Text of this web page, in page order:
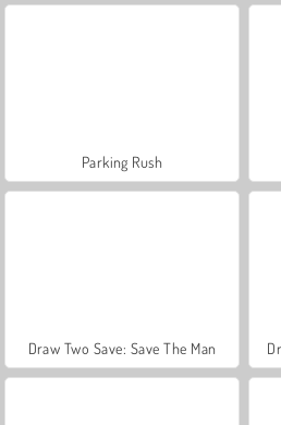
Parking Rush
Draw Two Save: Save The Man